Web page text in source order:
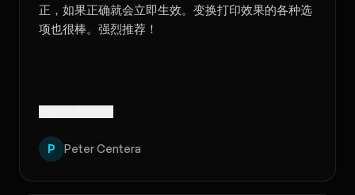
正，如果正确就会立即生效。变换打印效果的各种选
项也很棒。强烈推荐！
P Peter Centera